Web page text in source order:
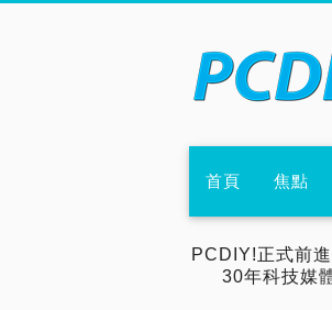
首頁 焦點
PCDIY!正式前
30年科技媒